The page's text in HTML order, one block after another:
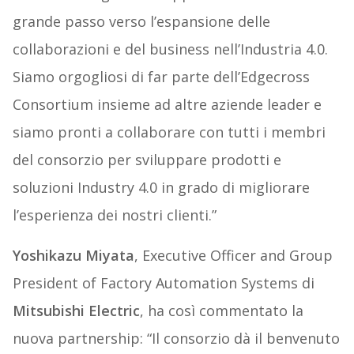
grande passo verso l’espansione delle
collaborazioni e del business nell’Industria 4.0.
Siamo orgogliosi di far parte dell’Edgecross
Consortium insieme ad altre aziende leader e
siamo pronti a collaborare con tutti i membri
del consorzio per sviluppare prodotti e
soluzioni Industry 4.0 in grado di migliorare
l’esperienza dei nostri clienti.”
Yoshikazu Miyata, Executive Officer and Group
President of Factory Automation Systems di
Mitsubishi Electric, ha così commentato la
nuova partnership: “Il consorzio dà il benvenuto